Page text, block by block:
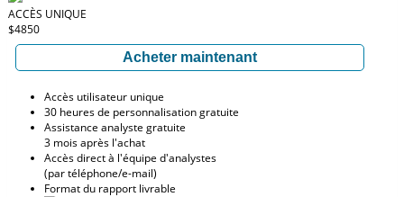
ACCÈS UNIQUE
$4850
Acheter maintenant
Accès utilisateur unique
30 heures de personnalisation gratuite
Assistance analyste gratuite
3 mois après l'achat
Accès direct à l'équipe d'analystes
(par téléphone/e-mail)
Format du rapport livrable